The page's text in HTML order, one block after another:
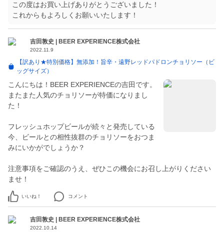
この度はお買い上げありがとうございました！
これからもよろしくお願いいたします！
吉田敦史 | BEER EXPERIENCE株式会社
2022.11.9
【訳あり★特別価格】無添加！旨辛・遠野レッドパドロンチョリソー（ビ
ッグサイズ）
こんにちは！BEER EXPERIENCEの吉田です。
またまた人気のチョリソーが特価になりまし
た！
フレッシュホップビールが続々と発売している
今、ビールとの相性抜群のチョリソーをおつま
みにいかがでしょうか？
注意事項をご確認のうえ、ぜひこの機会にお召し上がりください
ませ！
いいね！ コメント
吉田敦史 | BEER EXPERIENCE株式会社
2022.10.14